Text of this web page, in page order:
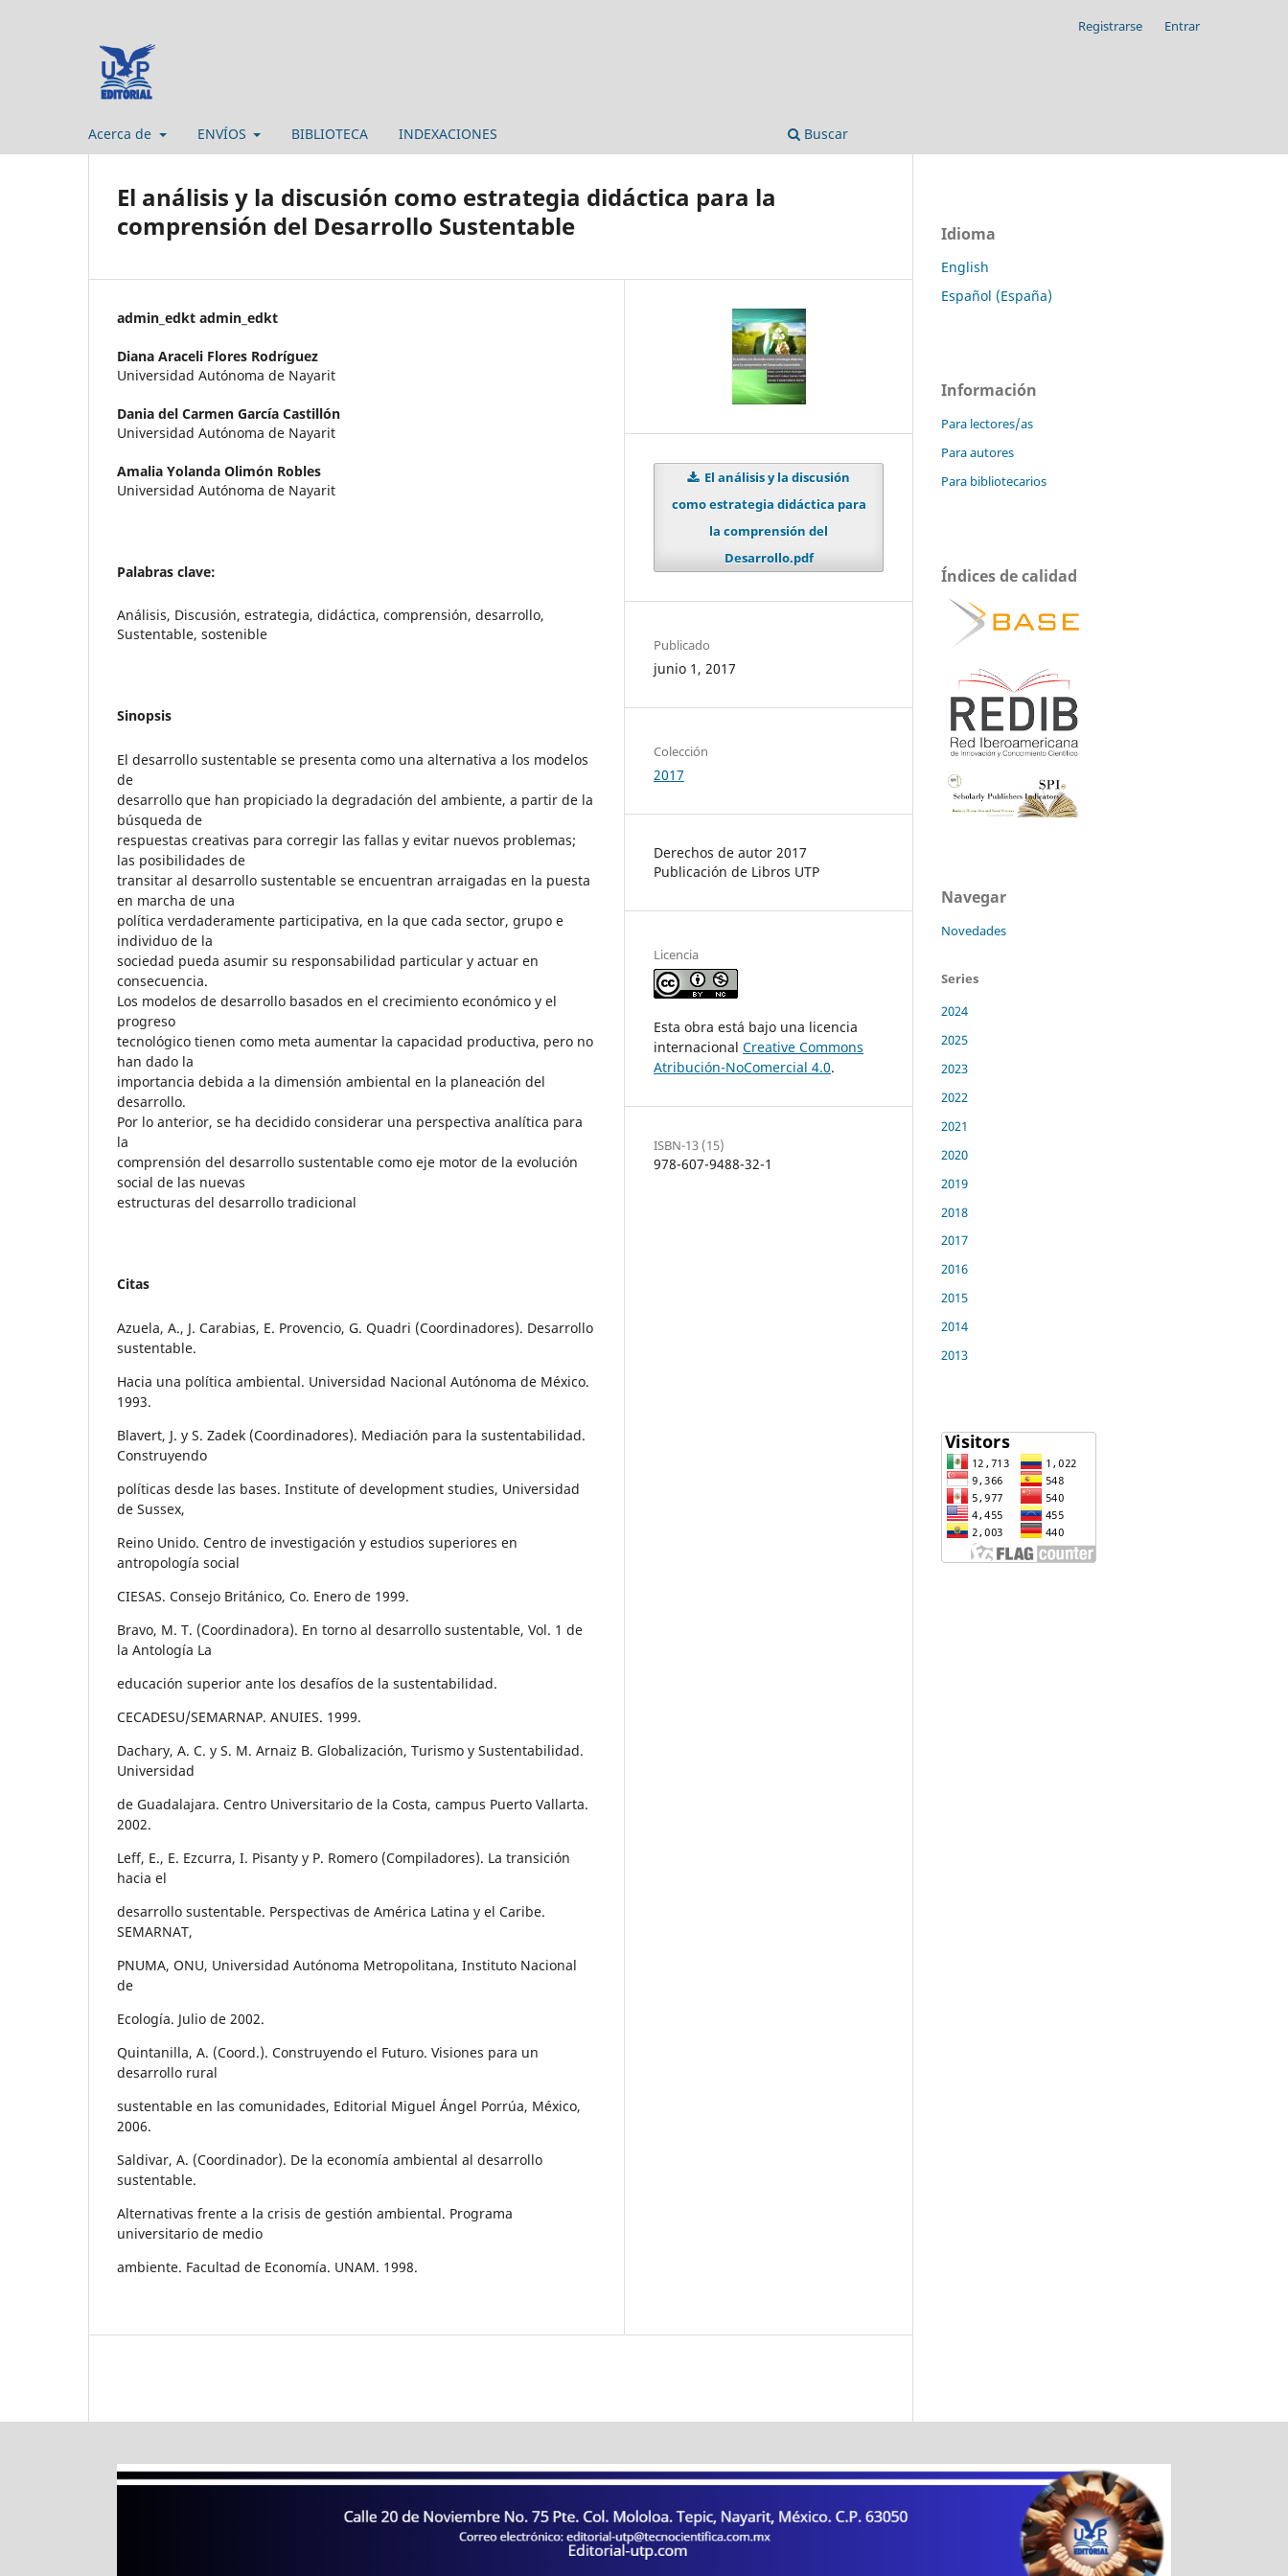
Acerca de ENVÍOS BIBLIOTECA INDEXACIONES Buscar
Registrarse Entrar
El análisis y la discusión como estrategia didáctica para la
comprensión del Desarrollo Sustentable
admin_edkt admin_edkt
Diana Araceli Flores Rodríguez
Universidad Autónoma de Nayarit
Dania del Carmen García Castillón
Universidad Autónoma de Nayarit
Amalia Yolanda Olimón Robles
Universidad Autónoma de Nayarit
Palabras clave:
Análisis, Discusión, estrategia, didáctica, comprensión, desarrollo,
Sustentable, sostenible
Sinopsis
El desarrollo sustentable se presenta como una alternativa a los modelos
de
desarrollo que han propiciado la degradación del ambiente, a partir de la
búsqueda de
respuestas creativas para corregir las fallas y evitar nuevos problemas;
las posibilidades de
transitar al desarrollo sustentable se encuentran arraigadas en la puesta
en marcha de una
política verdaderamente participativa, en la que cada sector, grupo e
individuo de la
sociedad pueda asumir su responsabilidad particular y actuar en
consecuencia.
Los modelos de desarrollo basados en el crecimiento económico y el
progreso
tecnológico tienen como meta aumentar la capacidad productiva, pero no
han dado la
importancia debida a la dimensión ambiental en la planeación del
desarrollo.
Por lo anterior, se ha decidido considerar una perspectiva analítica para
la
comprensión del desarrollo sustentable como eje motor de la evolución
social de las nuevas
estructuras del desarrollo tradicional
Citas
Azuela, A., J. Carabias, E. Provencio, G. Quadri (Coordinadores). Desarrollo
sustentable.
Hacia una política ambiental. Universidad Nacional Autónoma de México.
1993.
Blavert, J. y S. Zadek (Coordinadores). Mediación para la sustentabilidad.
Construyendo
políticas desde las bases. Institute of development studies, Universidad
de Sussex,
Reino Unido. Centro de investigación y estudios superiores en
antropología social
CIESAS. Consejo Británico, Co. Enero de 1999.
Bravo, M. T. (Coordinadora). En torno al desarrollo sustentable, Vol. 1 de
la Antología La
educación superior ante los desafíos de la sustentabilidad.
CECADESU/SEMARNAP. ANUIES. 1999.
Dachary, A. C. y S. M. Arnaiz B. Globalización, Turismo y Sustentabilidad.
Universidad
de Guadalajara. Centro Universitario de la Costa, campus Puerto Vallarta.
2002.
Leff, E., E. Ezcurra, I. Pisanty y P. Romero (Compiladores). La transición
hacia el
desarrollo sustentable. Perspectivas de América Latina y el Caribe.
SEMARNAT,
PNUMA, ONU, Universidad Autónoma Metropolitana, Instituto Nacional
de
Ecología. Julio de 2002.
Quintanilla, A. (Coord.). Construyendo el Futuro. Visiones para un
desarrollo rural
sustentable en las comunidades, Editorial Miguel Ángel Porrúa, México,
2006.
Saldivar, A. (Coordinador). De la economía ambiental al desarrollo
sustentable.
Alternativas frente a la crisis de gestión ambiental. Programa
universitario de medio
ambiente. Facultad de Economía. UNAM. 1998.
El análisis y la discusión
como estrategia didáctica para
la comprensión del
Desarrollo.pdf
Publicado
junio 1, 2017
Colección
2017
Derechos de autor 2017
Publicación de Libros UTP
Licencia
Esta obra está bajo una licencia
internacional Creative Commons
Atribución-NoComercial 4.0.
ISBN-13 (15)
978-607-9488-32-1
Idioma
English
Español (España)
Información
Para lectores/as
Para autores
Para bibliotecarios
Índices de calidad
Navegar
Novedades
Series
2024
2025
2023
2022
2021
2020
2019
2018
2017
2016
2015
2014
2013